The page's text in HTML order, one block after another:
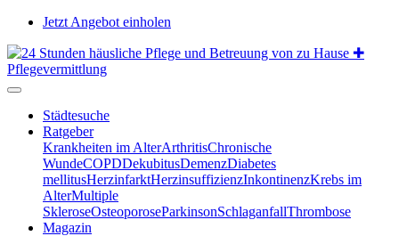
Jetzt Angebot einholen
Städtesuche
Ratgeber
Krankheiten im AlterArthritisChronische
WundeCOPDDekubitusDemenzDiabetes
mellitusHerzinfarktHerzinsuffizienzInkontinenzKrebs im
AlterMultiple
SkleroseOsteoporoseParkinsonSchlaganfallThrombose
Magazin